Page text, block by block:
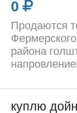
0
Продаются
района
куплю